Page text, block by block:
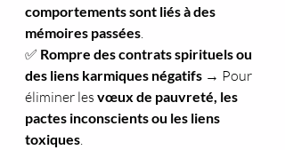
comportements sont liés à des
mémoires passées
✅ Rompre des contrats spirituels ou
des liens karmiques négatifs → Pour
éliminer les vœux de pauvreté, les
pactes inconscients ou les liens
toxiques